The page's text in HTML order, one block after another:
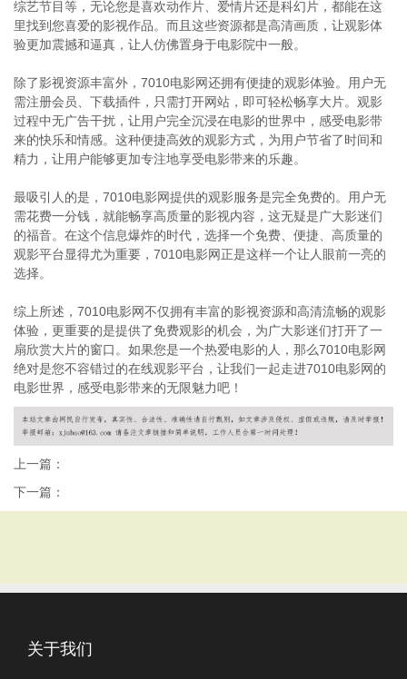
综艺节目等，无论您是喜欢动作片、爱情片还是科幻片，都能在这
里找到您喜爱的影视作品。而且这些资源都是高清画质，让观影体
验更加震撼和逼真，让人仿佛置身于电影院中一般。
除了影视资源丰富外，7010电影网还拥有便捷的观影体验。用户无
需注册会员、下载插件，只需打开网站，即可轻松畅享大片。观影
过程中无广告干扰，让用户完全沉浸在电影的世界中，感受电影带
来的快乐和情感。这种便捷高效的观影方式，为用户节省了时间和
精力，让用户能够更加专注地享受电影带来的乐趣。
最吸引人的是，7010电影网提供的观影服务是完全免费的。用户无
需花费一分钱，就能畅享高质量的影视内容，这无疑是广大影迷们
的福音。在这个信息爆炸的时代，选择一个免费、便捷、高质量的
观影平台显得尤为重要，7010电影网正是这样一个让人眼前一亮的
选择。
综上所述，7010电影网不仅拥有丰富的影视资源和高清流畅的观影
体验，更重要的是提供了免费观影的机会，为广大影迷们打开了一
扇欣赏大片的窗口。如果您是一个热爱电影的人，那么7010电影网
绝对是您不容错过的在线观影平台，让我们一起走进7010电影网的
电影世界，感受电影带来的无限魅力吧！
上一篇：
下一篇：
关于我们